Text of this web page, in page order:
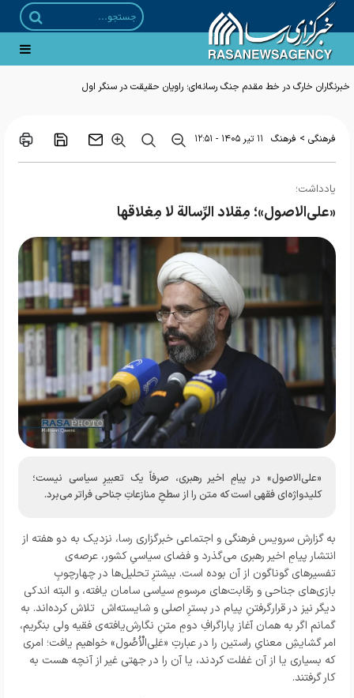
خبرنگاران خارگ در خط مقدم جنگ رسانه‌ای؛ راویان حقیقت در سنگر اول
فرهنگی > فرهنگ ۱۱ تير ۱۴۰۵ - ۱۲:۵۱
یادداشت؛
«علی‌الاصول»؛ مِقلاد الرِّسالة لا مِغلاقها
«علی‌الاصول» در پیامِ اخیر رهبری، صرفاً یک تعبیرِ سیاسی نیست؛
کلیدواژه‌ای فقهی است که متن را از سطحِ منازعاتِ جناحی فراتر می‌برد.
به گزارش سرویس فرهنگی و اجتماعی خبرگزاری رسا، نزدیک به دو هفته از
انتشار پیامِ اخیر رهبری می‌گذرد و فضای سیاسیِ کشور، عرصه‌ی
تفسیرهای گوناگون از آن بوده است. بیشترِ تحلیل‌ها در چهارچوبِ
بازی‌های جناحی و رقابت‌های مرسومِ سیاسی سامان یافته، و البته اندکی
دیگر نیز در قرارگرفتنِ پیام در بسترِ اصلی و شایسته‌اش تلاش کرده‌اند. به
گمانم اگر به همان آغاز پاراگرافِ دومِ متنِ نگارش‌یافته‌ی فقیه ولی بنگریم،
امر گشایشِ معنایِ راستین را در عبارتِ «عَلِی‌الْاُصُول» خواهیم یافت؛ امری
که بسیاری یا از آن غفلت کردند، یا آن را در جهتی غیر از آنچه هست به
کار گرفتند.